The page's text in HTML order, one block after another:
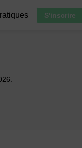
S'inscrire